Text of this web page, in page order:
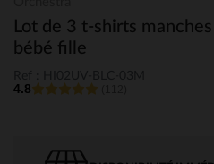
Lot de 3 t-shirts
bébé fille
4.8